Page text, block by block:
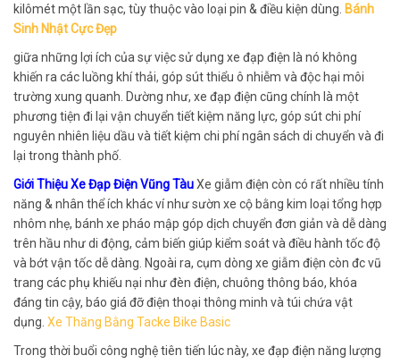
kilômét một lần sạc, tùy thuộc vào loại pin & điều kiện dùng. Bánh
Sinh Nhật Cực Đẹp
giữa những lợi ích của sự việc sử dụng xe đạp điện là nó không
khiến ra các luồng khí thải, góp sút thiểu ô nhiễm và độc hại môi
trường xung quanh. Dường như, xe đạp điện cũng chính là một
phương tiện đi lại vận chuyển tiết kiệm năng lực, góp sút chi phí
nguyên nhiên liệu dầu và tiết kiệm chi phí ngân sách di chuyển và đi
lại trong thành phố.
Giới Thiệu Xe Đạp Điện Vũng TàuXe giẫm điện còn có rất nhiều tính
năng & nhân thể ích khác ví như sườn xe cộ bằng kim loại tổng hợp
nhôm nhẹ, bánh xe pháo mập góp dịch chuyển đơn giản và dễ dàng
trên hầu như di động, cảm biến giúp kiểm soát và điều hành tốc độ
và bớt vận tốc dễ dàng. Ngoài ra, cụm dòng xe giẫm điện còn đc vũ
trang các phụ khiếu nại như đèn điện, chuông thông báo, khóa
đáng tin cậy, báo giá đỡ điện thoại thông minh và túi chứa vật
dụng. Xe Thăng Bằng Tacke Bike Basic
Trong thời buổi công nghệ tiên tiến lúc này, xe đạp điện năng lượng